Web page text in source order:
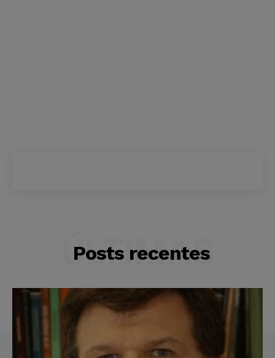
Posts recentes
ÚLTIMAS